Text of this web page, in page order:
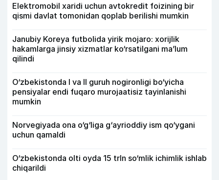
Elektromobil xaridi uchun avtokredit foizining bir
qismi davlat tomonidan qoplab berilishi mumkin
Janubiy Koreya futbolida yirik mojaro: xorijlik
hakamlarga jinsiy xizmatlar ko‘rsatilgani ma’lum
qilindi
O‘zbekistonda I va II guruh nogironligi bo‘yicha
pensiyalar endi fuqaro murojaatisiz tayinlanishi
mumkin
Norvegiyada ona o‘g‘liga g‘ayrioddiy ism qo‘ygani
uchun qamaldi
O‘zbekistonda olti oyda 15 trln so‘mlik ichimlik ishlab
chiqarildi